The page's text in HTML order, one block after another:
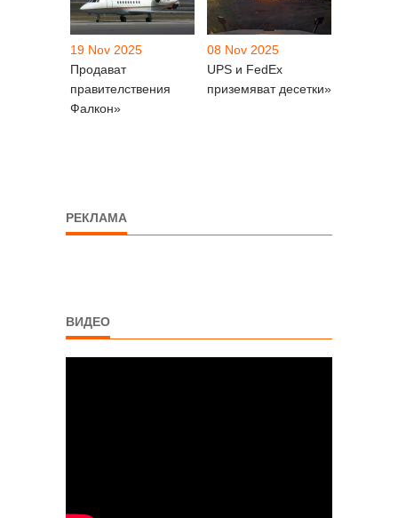
19 Nov 2025
Продават
правителствения
Фалкон»
08 Nov 2025
UPS и FedEx
приземяват десетки»
РЕКЛАМА
ВИДЕО